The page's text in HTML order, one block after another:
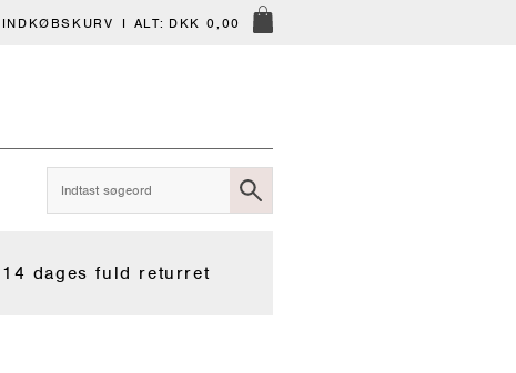
INDKØBSKURV I ALT: DKK 0,00
14 dages fuld returret